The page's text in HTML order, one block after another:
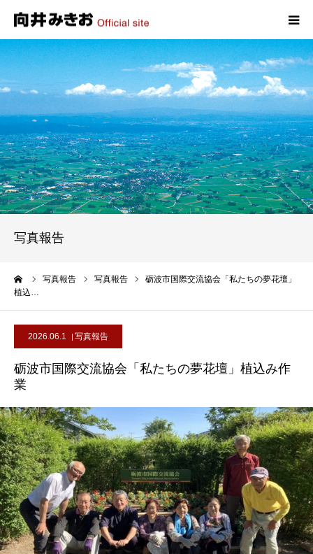
写真報告
写真報告 写真報告
砺波市国際交流協会「私たちの夢花壇」
植込…
2026.06.1 写真報告
砺波市国際交流協会「私たちの夢花壇」植込み作
業
HOME
プロフィール
政策
活動報告